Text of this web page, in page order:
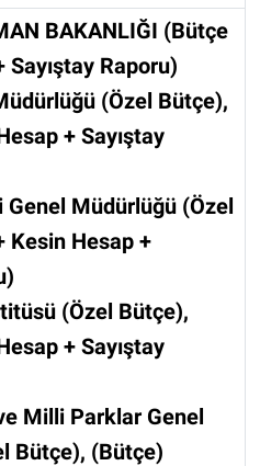
BAKANLIĞI (Bütçe
Sayıştay Raporu)
(Özel Bütçe),
+ Sayıştay
Müdürlüğü (Özel
Kesin Hesap +
(Özel Bütçe),
+ Sayıştay
Milli Parklar Genel
Bütçe), (Bütçe)